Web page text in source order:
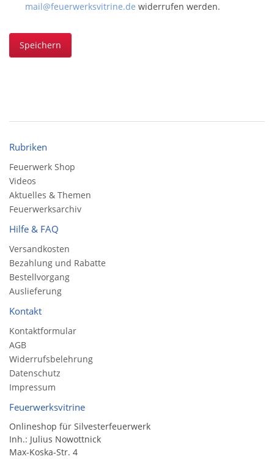
mail@feuerwerksvitrine.de widerrufen werden.
Speichern
Rubriken
Feuerwerk Shop
Videos
Aktuelles & Themen
Feuerwerksarchiv
Hilfe & FAQ
Versandkosten
Bezahlung und Rabatte
Bestellvorgang
Auslieferung
Kontakt
Kontaktformular
AGB
Widerrufsbelehrung
Datenschutz
Impressum
Feuerwerksvitrine
Onlineshop für Silvesterfeuerwerk
Inh.: Julius Nowottnick
Max-Koska-Str. 4